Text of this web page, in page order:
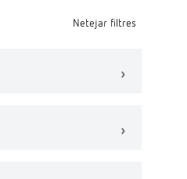
Netejar filtres